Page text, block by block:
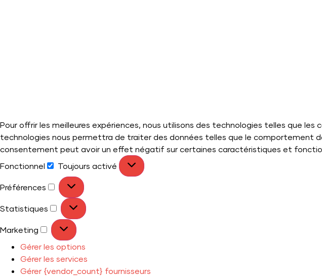
Pour offrir les meilleures expériences, nous utilisons des technologies telles que
technologies nous permettra de traiter des données telles que le comportement
consentement peut avoir un effet négatif sur certaines caractéristiques et
Fonctionnel
Toujours activé
Préférences
Statistiques
Marketing
Gérer les options
Gérer les services
Gérer {vendor_count} fournisseurs